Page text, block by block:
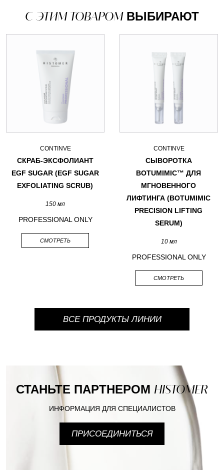
С ЭТИМ ТОВАРОМВЫБИРАЮТ
CONTINVE
СКРАБ-ЭКСФОЛИАНТ
EGF SUGAR (EGF SUGAR
EXFOLIATING SCRUB)
150 мл
PROFESSIONAL ONLY
СМОТРЕТЬ
CONTINVE
СЫВОРОТКА
BOTUMIMIC™ ДЛЯ
МГНОВЕННОГО
ЛИФТИНГА (BOTUMIMIC
PRECISION LIFTING
SERUM)
10 мл
PROFESSIONAL ONLY
СМОТРЕТЬ
ВСЕ ПРОДУКТЫ ЛИНИИ
СТАНЬТЕ ПАРТНЕРОМ HISTOMER
ИНФОРМАЦИЯ ДЛЯ СПЕЦИАЛИСТОВ
ПРИСОЕДИНИТЬСЯ